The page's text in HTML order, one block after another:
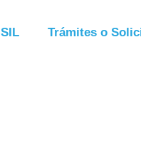
SIL Trámites o